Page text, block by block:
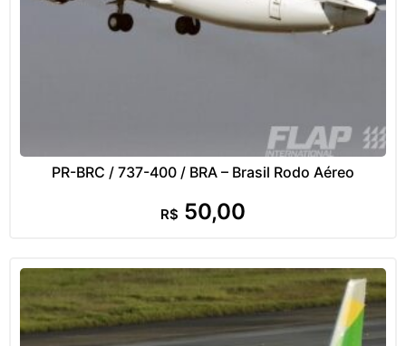
PR-BRC / 737-400 / BRA – Brasil Rodo Aéreo
R$ 50,00